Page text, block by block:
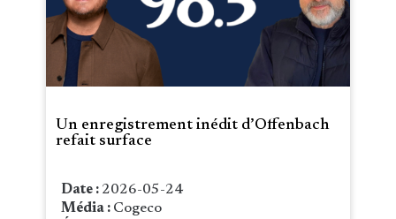
Un enregistrement inédit d’Offenbach
refait surface
Date : 2026-05-24
Média : Cogeco